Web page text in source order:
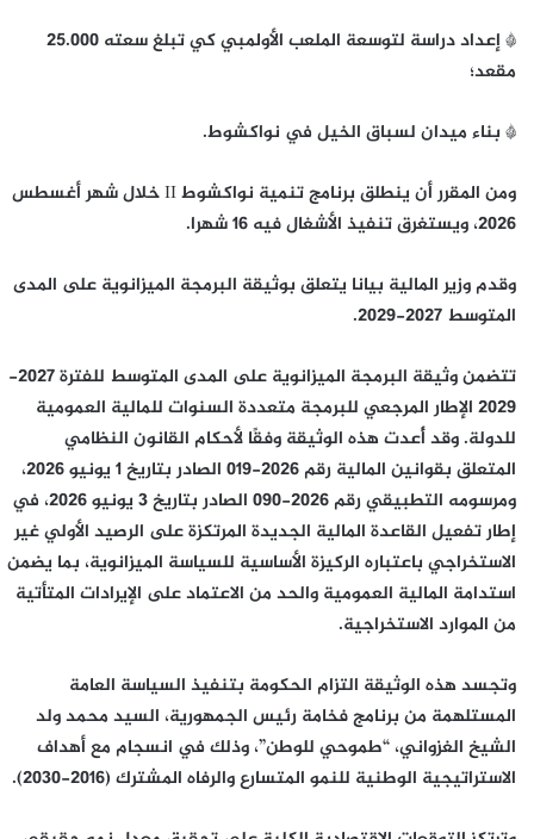
* إعداد دراسة لتوسعة الملعب الأولمبي كي تبلغ سعته 25.000
مقعد؛
* بناء ميدان لسباق الخيل في نواكشوط.
ومن المقرر أن ينطلق برنامج تنمية نواكشوط II خلال شهر أغسطس
2026، ويستغرق تنفيذ الأشغال فيه 16 شهرا.
وقدم وزير المالية بيانا يتعلق بوثيقة البرمجة الميزانوية على المدى
المتوسط 2027-2029.
تتضمن وثيقة البرمجة الميزانوية على المدى المتوسط للفترة 2027-
2029 الإطار المرجعي للبرمجة متعددة السنوات للمالية العمومية
للدولة. وقد أُعدت هذه الوثيقة وفقًا لأحكام القانون النظامي
المتعلق بقوانين المالية رقم 2026-019 الصادر بتاريخ 1 يونيو 2026،
ومرسومه التطبيقي رقم 2026-090 الصادر بتاريخ 3 يونيو 2026، في
إطار تفعيل القاعدة المالية الجديدة المرتكزة على الرصيد الأولي غير
الاستخراجي باعتباره الركيزة الأساسية للسياسة الميزانوية، بما يضمن
استدامة المالية العمومية والحد من الاعتماد على الإيرادات المتأتية
من الموارد الاستخراجية.
وتجسد هذه الوثيقة التزام الحكومة بتنفيذ السياسة العامة
المستلهمة من برنامج فخامة رئيس الجمهورية، السيد محمد ولد
الشيخ الغزواني، “طموحي للوطن”، وذلك في انسجام مع أهداف
الاستراتيجية الوطنية للنمو المتسارع والرفاه المشترك (2016-2030).